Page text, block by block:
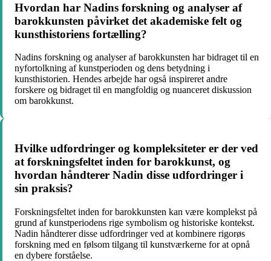
Hvordan har Nadins forskning og analyser af
barokkunsten påvirket det akademiske felt og
kunsthistoriens fortælling?
Nadins forskning og analyser af barokkunsten har bidraget til en
nyfortolkning af kunstperioden og dens betydning i
kunsthistorien. Hendes arbejde har også inspireret andre
forskere og bidraget til en mangfoldig og nuanceret diskussion
om barokkunst.
Hvilke udfordringer og kompleksiteter er der ved
at forskningsfeltet inden for barokkunst, og
hvordan håndterer Nadin disse udfordringer i
sin praksis?
Forskningsfeltet inden for barokkunsten kan være komplekst på
grund af kunstperiodens rige symbolism og historiske kontekst.
Nadin håndterer disse udfordringer ved at kombinere rigorøs
forskning med en følsom tilgang til kunstværkerne for at opnå
en dybere forståelse.